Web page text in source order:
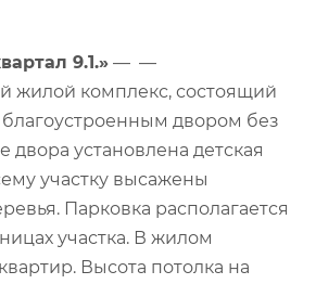
9.1.» — —
жилой комплекс, состоящий
благоустроенным двором без
установлена детская
участку высажены
Парковка располагается
участка. В жилом
Высота потолка на